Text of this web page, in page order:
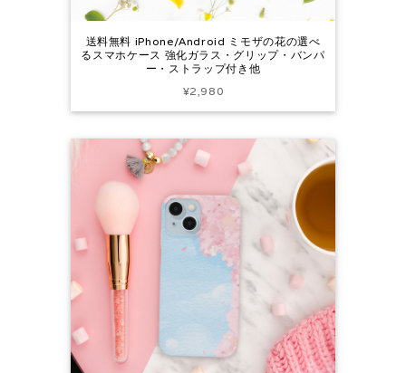
送料無料 iPhone/Android ミモザの花の選べ
るスマホケース 強化ガラス・グリップ・バンパ
ー・ストラップ付き他
¥2,980